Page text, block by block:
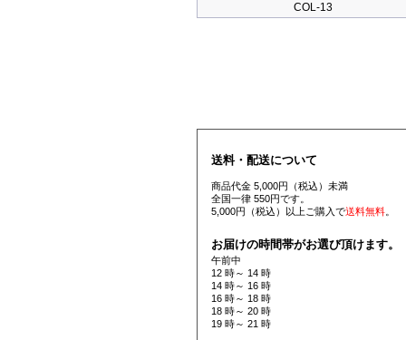
COL-13
送料・配送について
商品代金 5,000円（税込）未満
全国一律 550円です。
5,000円（税込）以上ご購入で送料無料。
お届けの時間帯がお選び頂けます。
午前中
12 時～ 14 時
14 時～ 16 時
16 時～ 18 時
18 時～ 20 時
19 時～ 21 時